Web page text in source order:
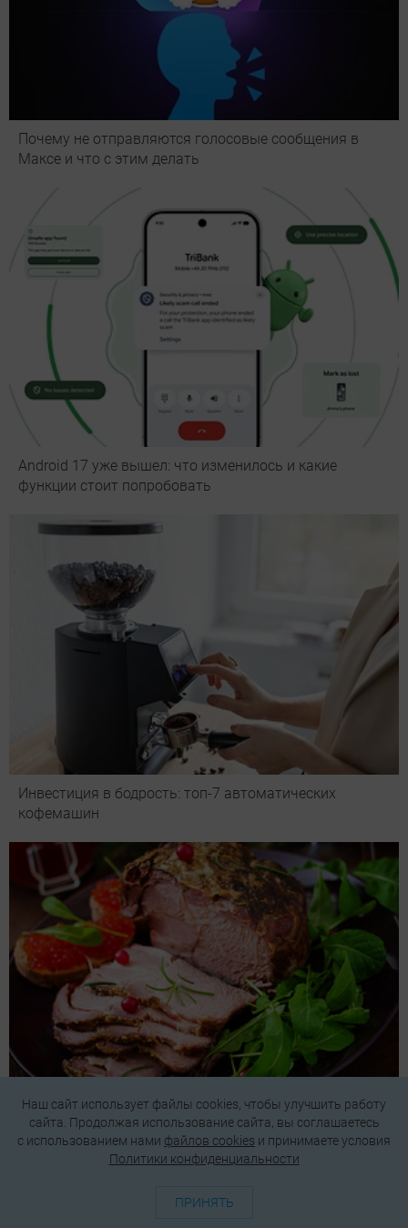
Почему не отправляются голосовые сообщения в
Максе и что с этим делать
Android 17 уже вышел: что изменилось и какие
функции стоит попробовать
Инвестиция в бодрость: топ-7 автоматических
кофемашин
Как приготовить мясо, чтобы оно было сочным: 6
лучших рецептов
Наш сайт использует файлы cookies, чтобы улучшить работу
сайта. Продолжая использование сайта, вы соглашаетесь
c использованием нами файлов cookies и принимаете условия
Политики конфиденциальности
ПРИНЯТЬ